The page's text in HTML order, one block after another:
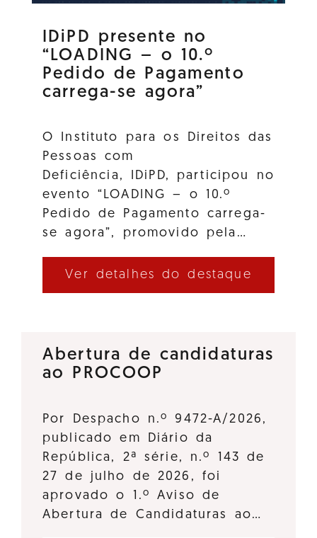
IDiPD presente no
“LOADING – o 10.º
Pedido de Pagamento
carrega-se agora”
O Instituto para os Direitos das
Pessoas com
Deficiência, IDiPD, participou no
evento “LOADING – o 10.º
Pedido de Pagamento carrega-
se agora”, promovido pela…
Ver detalhes do destaque
Abertura de candidaturas
ao PROCOOP
Por Despacho n.º 9472-A/2026,
publicado em Diário da
República, 2ª série, n.º 143 de
27 de julho de 2026, foi
aprovado o 1.º Aviso de
Abertura de Candidaturas ao…